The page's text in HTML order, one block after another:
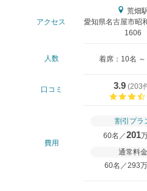
アクセス
荒畑
愛知県名古屋市昭
1606
人数 着席：10名 ～
口コミ 3.9 (203
費用
割引プラ
60名／201
通常料金
60名／293